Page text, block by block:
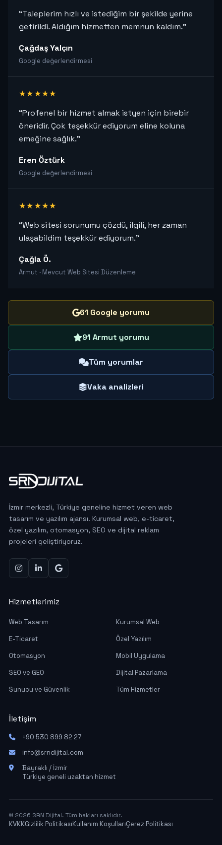
“Taleplerim hızlı ve istediğim bir şekilde yerine
getirildi. Aldığım hizmetten memnun kaldım.”
Çağdaş Yalçın
Google değerlendirmesi
★★★★★
“Profenel bir hizmet almak istyen için birebir
öneridir. Çok teşekkür ediyorum eline koluna
emeğine sağlık.”
Eren Öztürk
Google değerlendirmesi
★★★★★
“Web sitesi sorunumu çözdü, ilgili, her zaman
ulaşabildim teşekkür ediyorum.”
Çağla Ö.
Armut · Mevcut Web Sitesi Düzenleme
61 Google yorumu
91 Armut yorumu
Tüm yorumlar
Vaka analizleri
İzmir merkezli, Türkiye geneline hizmet veren web
tasarım ve yazılım ajansı. Kurumsal web, e-ticaret,
özel yazılım, otomasyon, SEO ve dijital reklam
projeleri geliştiriyoruz.
Hizmetlerimiz
Web Tasarım
Kurumsal Web
E-Ticaret
Özel Yazılım
Otomasyon
Mobil Uygulama
SEO ve GEO
Dijital Pazarlama
Sunucu ve Güvenlik
Tüm Hizmetler
İletişim
+90 530 899 82 27
info@srndijital.com
Bayraklı / İzmir
Türkiye geneli uzaktan hizmet
© 2026 SRN Dijital. Tüm hakları saklıdır.
KVKKGizlilik PolitikasıKullanım KoşullarıÇerez Politikası